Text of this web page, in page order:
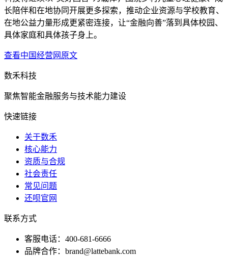
长陪伴和在地协同开展更多探索，推动企业资源与学校教育、
在地公益力量形成更紧密连接，让“金融向善”落到具体校园、
具体家庭和具体孩子身上。
查看中国经营网 原文
数禾科技
聚焦智能金融服务与技术能力建设
快速链接
关于数禾
核心能力
资质与合规
社会责任
常见问题
还呗官网
联系方式
客服电话： 400-681-6666
品牌合作： brand@lattebank.com